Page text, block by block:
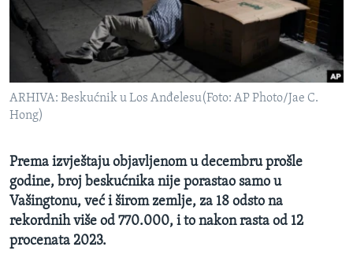
MAGAZIN
O GLASU AMERIKE
Learning English
Jezici
ARHIVA: Beskućnik u Los Anđelesu(Foto: AP Photo/Jae C.
Hong)
Prema izvještaju objavljenom u decembru prošle
godine, broj beskućnika nije porastao samo u
Vašingtonu, već i širom zemlje, za 18 odsto na
rekordnih više od 770.000, i to nakon rasta od 12
procenata 2023.